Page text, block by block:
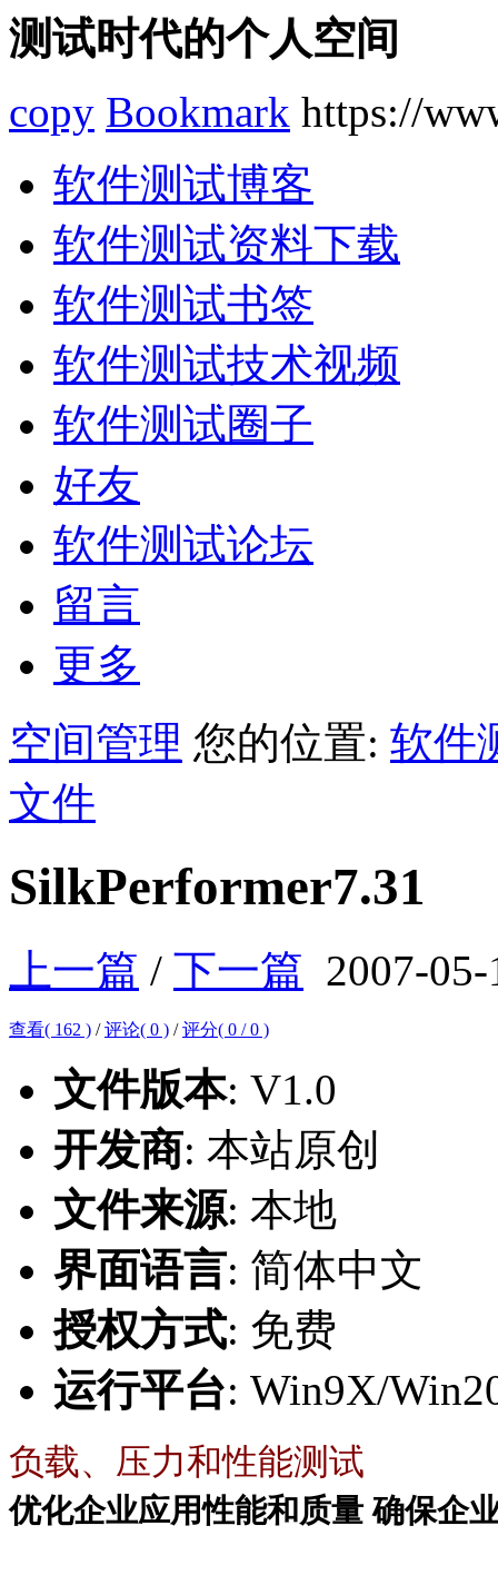
测试时代的个人空间
copy Bookmark https://
软件测试博客
软件测试资料下载
软件测试书签
软件测试技术视频
软件测试圈子
好友
软件测试论坛
留言
更多
空间管理 您的位置: 软件
文件
SilkPerformer7.31
上一篇 / 下一篇 2007-
查看( 162 ) /评论( 0 ) /评分( 0 /0 )
文件版本: V1.0
开发商: 本站原创
文件来源: 本地
界面语言: 简体中文
授权方式: 免费
运行平台: Win9X/
负载、压力和性能测试
优化企业应用性能和质量 确保企